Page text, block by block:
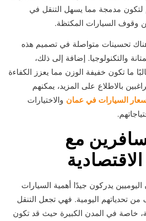
لتكون مدمجة مما يسهل التنقل في
وقوف السيارات المكتظة.
تحسينات متواصلة في تصميم هذه
والتكنولوجيا. إضافة إلى ذلك،
ما تكون خفيفة الوزن مما يعزز الكفاءة
بالاطلاع على المزيد، يمكنهم
السيارات في عمان والاختيارات
مع
يدركون جيدًا أهمية السيارات
من تحدياتهم اليومية. فهي تجعل التنقل
خاصة في المدن الكبيرة حيث قد تكون